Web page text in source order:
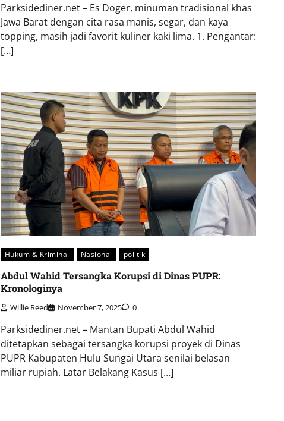
Parksidediner.net – Es Doger, minuman tradisional khas
Jawa Barat dengan cita rasa manis, segar, dan kaya
topping, masih jadi favorit kuliner kaki lima. 1. Pengantar:
[…]
Hukum & Kriminal Nasional politik
Abdul Wahid Tersangka Korupsi di Dinas PUPR:
Kronologinya
Willie Reed November 7, 2025 0
Parksidediner.net – Mantan Bupati Abdul Wahid
ditetapkan sebagai tersangka korupsi proyek di Dinas
PUPR Kabupaten Hulu Sungai Utara senilai belasan
miliar rupiah. Latar Belakang Kasus […]